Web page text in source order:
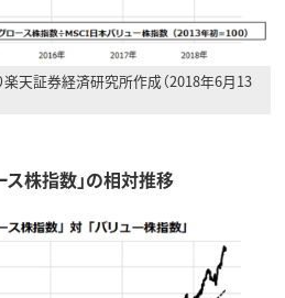
天証券経済研究所作成（2018年6月13
ス株指数」の相対推移